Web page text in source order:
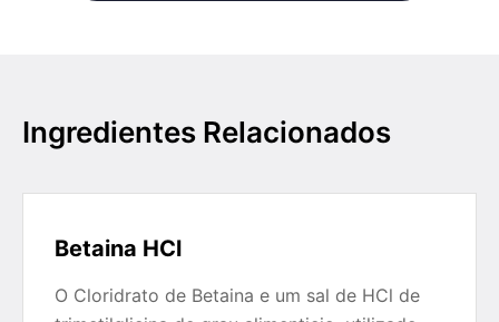
Ingredientes Relacionados
Betaina HCl
O Cloridrato de Betaina e um sal de HCl de